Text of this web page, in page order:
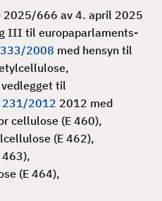
2025/666 av 4. april 2025
III til europaparlaments-
2008 med hensyn til
til
231/2012 2012 med
cellulose (E 460),
(E 462),
463),
(E 464),